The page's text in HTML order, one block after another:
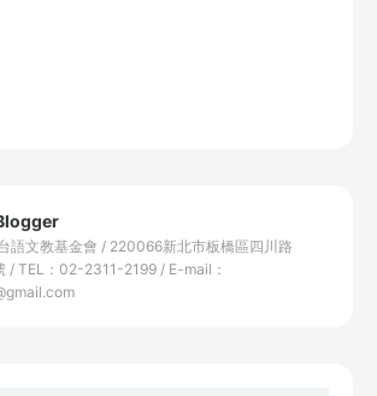
語文教基金會 / 220066新北市板橋區四川路
/ TEL：02-2311-2199 / E-mail：